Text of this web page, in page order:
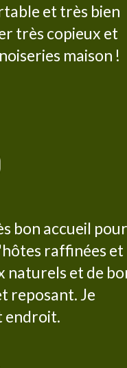
et très bien
très copieux et
maison !
bon accueil pour
raffinées et
naturels et de
reposant. Je
endroit.